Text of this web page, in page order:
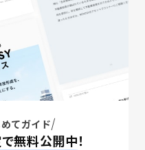
てガイド
無料公開中！